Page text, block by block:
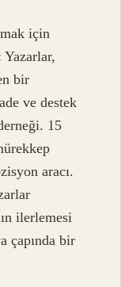
için
bir
ve destek
15
aracı.
ilerlemesi
çapında bir